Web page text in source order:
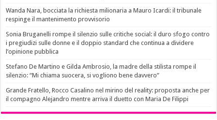
Wanda Nara, bocciata la richiesta milionaria a Mauro Icardi: il tribunale
respinge il mantenimento provvisorio
Sonia Bruganelli rompe il silenzio sulle critiche social: il duro sfogo contro
i pregiudizi sulle donne e il doppio standard che continua a dividere
l’opinione pubblica
Stefano De Martino e Gilda Ambrosio, la madre della stilista rompe il
silenzio: “Mi chiama suocera, si vogliono bene davvero”
Grande Fratello, Rocco Casalino nel mirino del reality: proposta anche per
il compagno Alejandro mentre arriva il duetto con Maria De Filippi